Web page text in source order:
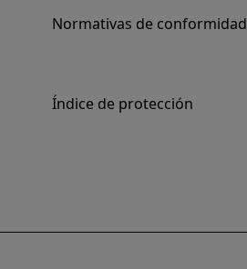
Normativas de conformidad
Índice de protección